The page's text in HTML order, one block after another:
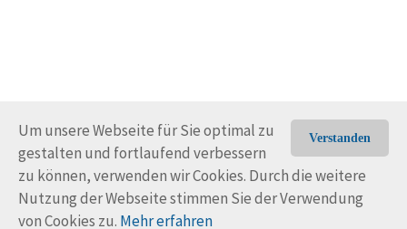
Verstanden
Um unsere Webseite für Sie optimal zu
gestalten und fortlaufend verbessern
zu können, verwenden wir Cookies. Durch die weitere
Nutzung der Webseite stimmen Sie der Verwendung
von Cookies zu. Mehr erfahren
© Trans-Ocean e.V. 2010-2026 Impressum
Nutzungsbedingungen
Rechtliche Hinweise